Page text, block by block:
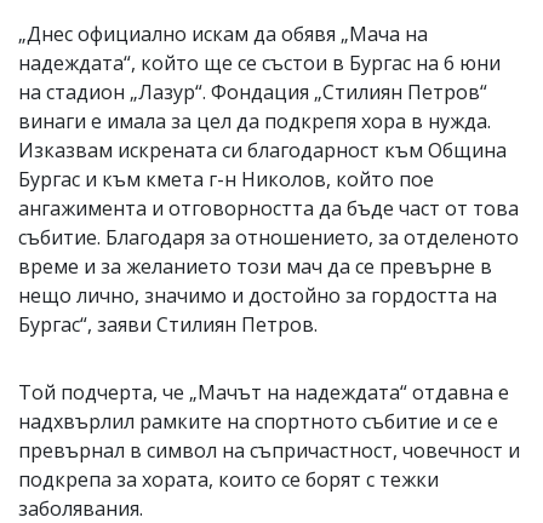
„Днес официално искам да обявя „Мача на
надеждата“, който ще се състои в Бургас на 6 юни
на стадион „Лазур“. Фондация „Стилиян Петров“
винаги е имала за цел да подкрепя хора в нужда.
Изказвам искрената си благодарност към Община
Бургас и към кмета г-н Николов, който пое
ангажимента и отговорността да бъде част от това
събитие. Благодаря за отношението, за отделеното
време и за желанието този мач да се превърне в
нещо лично, значимо и достойно за гордостта на
Бургас“, заяви Стилиян Петров.
Той подчерта, че „Мачът на надеждата“ отдавна е
надхвърлил рамките на спортното събитие и се е
превърнал в символ на съпричастност, човечност и
подкрепа за хората, които се борят с тежки
заболявания.